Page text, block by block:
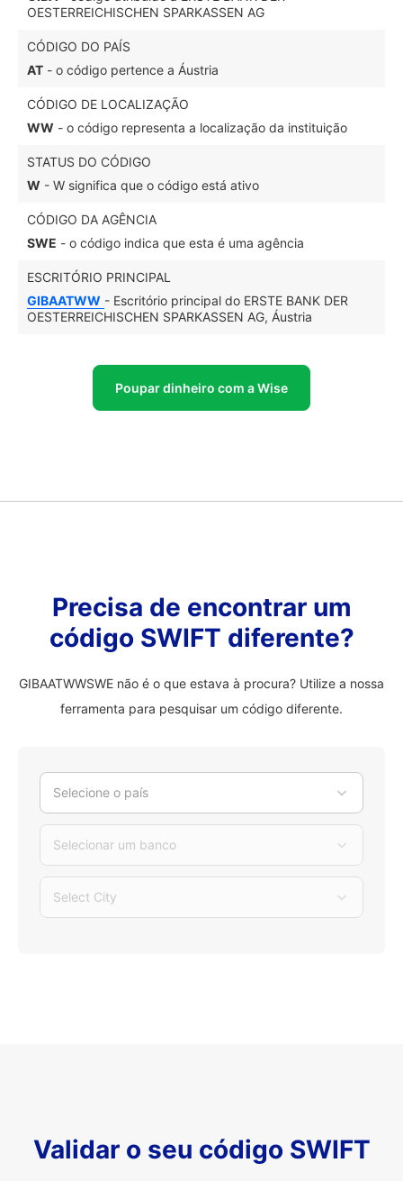
OESTERREICHISCHEN SPARKASSEN AG
CÓDIGO DO PAÍS
AT - o código pertence a Áustria
CÓDIGO DE LOCALIZAÇÃO
WW - o código representa a localização da instituição
STATUS DO CÓDIGO
W - W significa que o código está ativo
CÓDIGO DA AGÊNCIA
SWE - o código indica que esta é uma agência
ESCRITÓRIO PRINCIPAL
GIBAATWW - Escritório principal do ERSTE BANK DER
OESTERREICHISCHEN SPARKASSEN AG, Áustria
Poupar dinheiro com a Wise
Precisa de encontrar um
código SWIFT diferente?
GIBAATWWSWE não é o que estava à procura? Utilize a nossa
ferramenta para pesquisar um código diferente.
Selecione o país
Selecionar um banco
Select City
Validar o seu código SWIFT